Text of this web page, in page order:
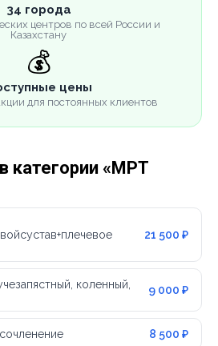
34 города
центров по всей России и
Казахстану
💰
цены
для постоянных клиентов
категории «МРТ
21 500 ₽
коленный,
9 000 ₽
8 500 ₽